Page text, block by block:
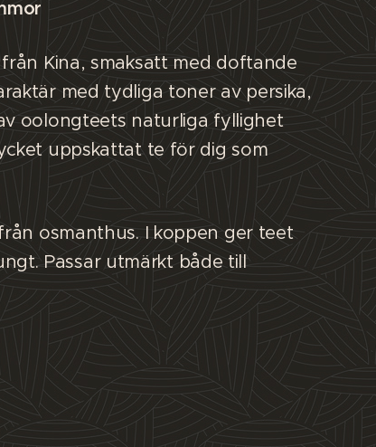
Kina, smaksatt med doftande
med tydliga toner av persika,
oolongteets naturliga fyllighet
uppskattat te för dig som
osmanthus. I koppen ger teet
Passar utmärkt både till